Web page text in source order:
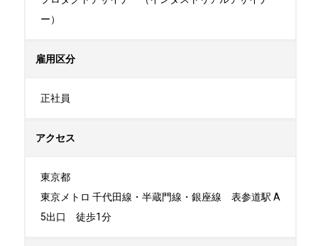
ー）
雇用区分
正社員
アクセス
東京都
東京メトロ 千代田線・半蔵門線・銀座線　表参道駅 A
5出口　徒歩1分